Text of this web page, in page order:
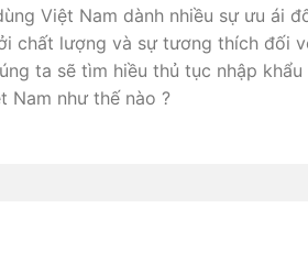
Việt Nam dành nhiều sự ưu ái
chất lượng và sự tương thích đối
ta sẽ tìm hiều thủ tục nhập khẩu
Nam như thế nào ?